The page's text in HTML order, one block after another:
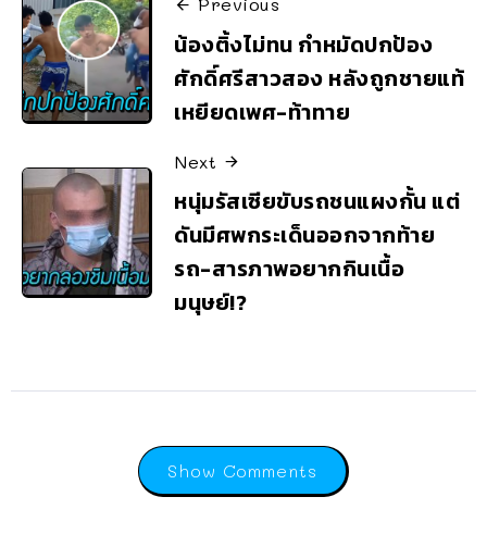
น้องติ้งไม่ทน กำหมัดปกป้อง
ศักดิ์ศรีสาวสอง หลังถูกชายแท้
เหยียดเพศ-ท้าทาย
Next
หนุ่มรัสเซียขับรถชนแผงกั้น แต่
ดันมีศพกระเด็นออกจากท้าย
รถ-สารภาพอยากกินเนื้อ
มนุษย์!?
Show Comments